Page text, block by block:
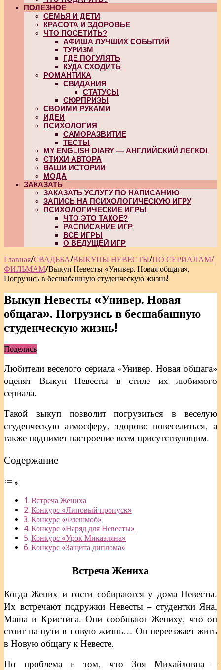
ПОЛЕЗНОЕ
СЕМЬЯ И ДЕТИ
КРАСОТА И ЗДОРОВЬЕ
ЧТО ПОСЕТИТЬ?
АФИША ЛУЧШИХ СОБЫТИЙ
ТУРИЗМ
ГДЕ ПОГУЛЯТЬ
КУДА СХОДИТЬ
РОМАНТИКА
СВИДАНИЯ
СТАТУСЫ
СЮРПРИЗЫ
СВОИМИ РУКАМИ
ИДЕИ
ПСИХОЛОГИЯ
САМОРАЗВИТИЕ
ТЕСТЫ
MY ENGLISH DIARY — АНГЛИЙСКИЙ ЛЕГКО!
СТИХИ АВТОРА
ВАШИ ИСТОРИИ
МОДА
ЗАКАЗАТЬ
ЗАКАЗАТЬ УСЛУГУ ПО НАПИСАНИЮ
ЗАПИСЬ НА ПСИХОЛОГИЧЕСКУЮ ИГРУ
ПСИХОЛОГИЧЕСКИЕ ИГРЫ
ЧТО ЭТО ТАКОЕ?
РАСПИСАНИЕ ИГР
ВСЕ ИГРЫ
О ВЕДУЩЕЙ ИГР
Главная/СВАДЬБА/ВЫКУПЫ НЕВЕСТЫ/ПО СЕРИАЛАМ/
ФИЛЬМАМ/Выкуп Невесты «Универ. Новая общага».
Погрузись в бесшабашную студенческую жизнь!
Выкуп Невесты «Универ. Новая
общага». Погрузись в бесшабашную
студенческую жизнь!
Поделись
Любители веселого сериала «Универ. Новая общага»
оценят Выкуп Невесты в стиле их любимого
сериала.
Такой выкуп позволит погрузиться в веселую
студенческую атмосферу, здорово повеселиться, а
также поднимет настроение всем присутствующим.
Содержание
Встреча Жениха
Конкурс «Липовый пропуск»
Конкурс «Флешмоб»
Конкурс «Наряд для Невесты»
Конкурс «Урок Микаэляна»
Конкурс «Защита диплома»
Встреча Жениха
Когда Жених и гости собираются у дома Невесты.
Их встречают подружки Невесты – студентки Яна,
Маша и Кристина. Они сообщают Жениху, что он
стоит на пути в новую жизнь… Он переезжает жить
в Новую общагу к Невесте.
Но проблема в том, что Зоя Михайловна –